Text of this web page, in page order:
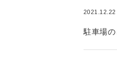
2021.12.22
駐車場